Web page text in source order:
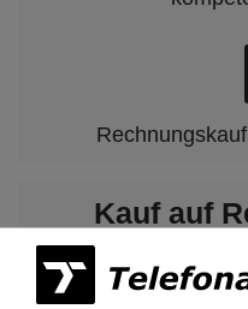
Kauf auf
vorheriger
Behörden, Banken,